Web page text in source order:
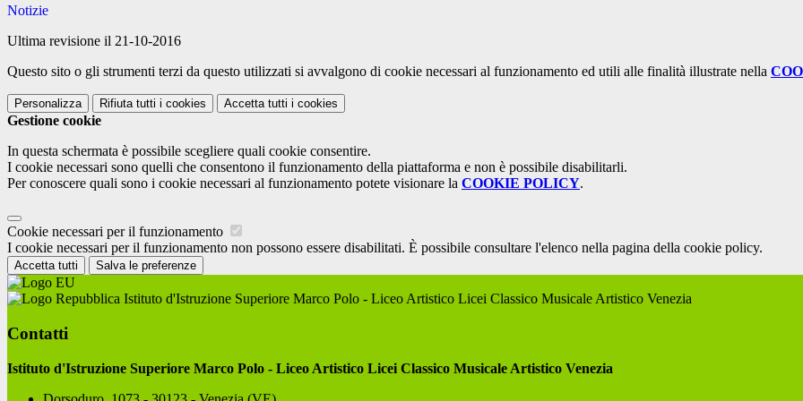
Notizie
Ultima revisione il 21-10-2016
Questo sito o gli strumenti terzi da questo utilizzati si avvalgono di cookie necessari al funzionamento ed utili alle finalità illustrate nella
Personalizza Rifiuta tutti i cookies Accetta tutti i cookies
Gestione cookie
In questa schermata è possibile scegliere quali cookie consentire.
I cookie necessari sono quelli che consentono il funzionamento della piattaforma e non è possibile disabilitarli.
Per conoscere quali sono i cookie necessari al funzionamento potete visionare la COOKIE POLICY.
Cookie necessari per il funzionamento
I cookie necessari per il funzionamento non possono essere disabilitati. È possibile consultare l'elenco nella pagina della cookie policy.
Accetta tutti Salva le preferenze
Istituto d'Istruzione Superiore Marco Polo - Liceo Artistico Licei Classico Musicale Artistico Venezia
Contatti
Istituto d'Istruzione Superiore Marco Polo - Liceo Artistico Licei Classico Musicale Artistico Venezia